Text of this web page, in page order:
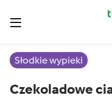
Słodkie wypieki
Czekoladowe